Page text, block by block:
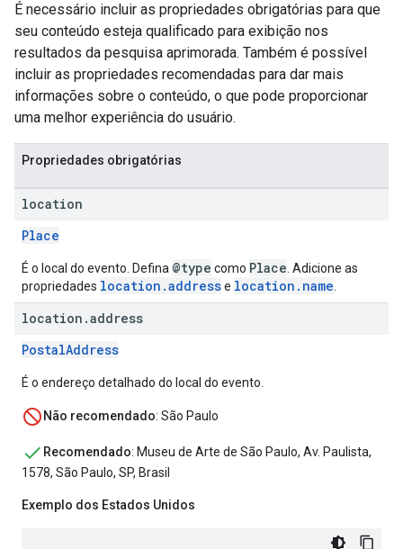
É necessário incluir as propriedades obrigatórias para que
seu conteúdo esteja qualificado para exibição nos
resultados da pesquisa aprimorada. Também é possível
incluir as propriedades recomendadas para dar mais
informações sobre o conteúdo, o que pode proporcionar
uma melhor experiência do usuário.
Propriedades obrigatórias
location
Place
É o local do evento. Defina @type como Place . Adicione as
propriedades location.addresse location.name
location .address
PostalAddress
É o endereço detalhado do local do evento.
Não recomendado: São Paulo
Recomendado: Museu de Arte de São Paulo, Av. Paulista,
1578, São Paulo, SP, Brasil
Exemplo dos Estados Unidos